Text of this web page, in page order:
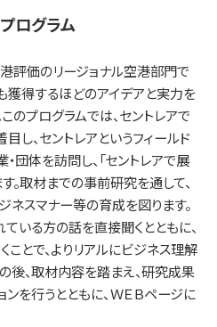
ログラム
評価のリージョナル空港部門で
獲得するほどのアイデアと実力を
のプログラムでは、セントレアで
し、セントレアというフィールド
団体を訪問し、「セントレアで展
。取材までの事前研究を通して、
ネスマナー等の育成を図ります。
いる方の話を直接聞くとともに、
とで、よりリアルにビジネス理解
後、取材内容を踏まえ、研究成果
を行うとともに、ＷＥＢページに